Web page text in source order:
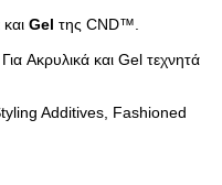
Gel της CND™.
Aκρυλικά και Gel τεχνητά
Additives, Fashioned